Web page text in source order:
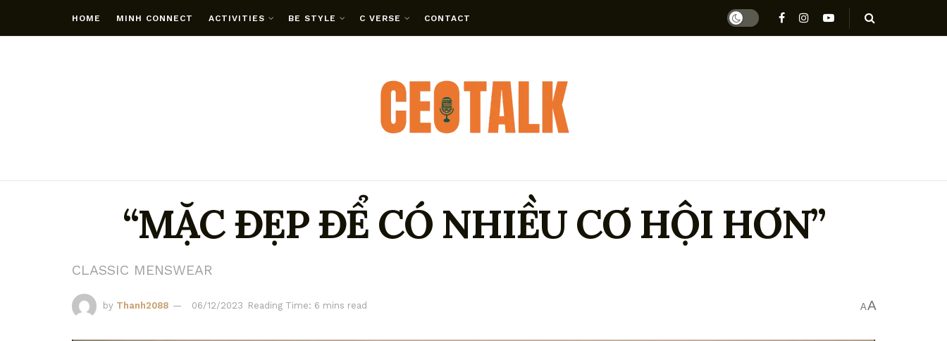
HOME MINH CONNECT ACTIVITIES BE STYLE C VERSE CONTACT
“MẶC ĐẸP ĐỂ CÓ NHIỀU CƠ HỘI HƠN”
CLASSIC MENSWEAR
by Thanh2088 06/12/2023 Reading Time: 6 mins read AA